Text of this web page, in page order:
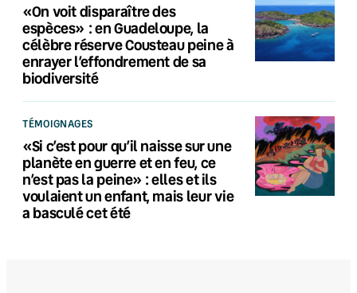
«On voit disparaître des
espèces» : en Guadeloupe, la
célèbre réserve Cousteau peine à
enrayer l’effondrement de sa
biodiversité
TÉMOIGNAGES
«Si c’est pour qu’il naisse sur une
planète en guerre et en feu, ce
n’est pas la peine» : elles et ils
voulaient un enfant, mais leur vie
a basculé cet été